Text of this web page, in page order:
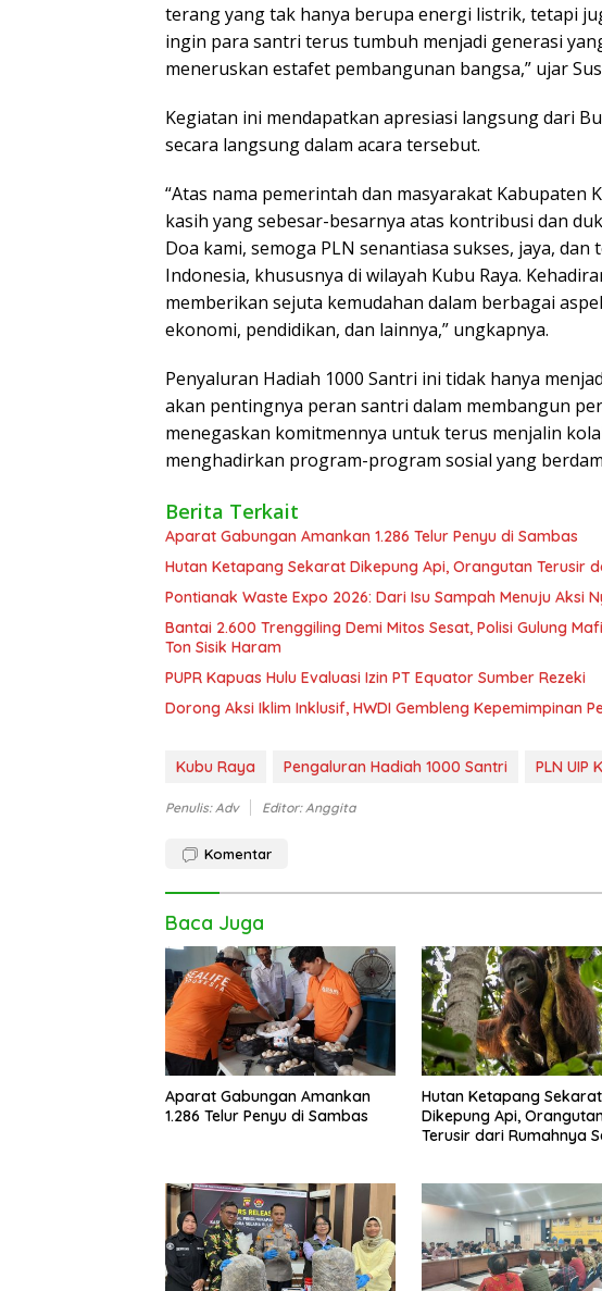
terang yang tak hanya berupa energi listrik, tetapi
ingin para santri terus tumbuh menjadi generasi
meneruskan estafet pembangunan bangsa,” ujar
Kegiatan ini mendapatkan apresiasi langsung dari
secara langsung dalam acara tersebut.
“Atas nama pemerintah dan masyarakat Kabupaten
kasih yang sebesar-besarnya atas kontribusi dan
Doa kami, semoga PLN senantiasa sukses, jaya,
Indonesia, khususnya di wilayah Kubu Raya.
memberikan sejuta kemudahan dalam berbagai
ekonomi, pendidikan, dan lainnya,” ungkapnya.
Penyaluran Hadiah 1000 Santri ini tidak hanya
akan pentingnya peran santri dalam membangun
menegaskan komitmennya untuk terus menjalin
menghadirkan program-program sosial yang
Berita Terkait
Aparat Gabungan Amankan 1.286 Telur Penyu di Sambas
Hutan Ketapang Sekarat Dikepung Api, Orangutan Terusir
Pontianak Waste Expo 2026: Dari Isu Sampah Menuju Aksi
Bantai 2.600 Trenggiling Demi Mitos Sesat, Polisi Gulung
Ton Sisik Haram
PUPR Kapuas Hulu Evaluasi Izin PT Equator Sumber Rezeki
Dorong Aksi Iklim Inklusif, HWDI Gembleng Kepemimpinan
Kubu Raya Pengaluran Hadiah 1000 Santri PLN UIP
Penulis: Adv Editor: Anggita
Komentar
Baca Juga
Aparat Gabungan Amankan
1.286 Telur Penyu di Sambas
Hutan Ketapang Sekarat
Dikepung Api,
Terusir dari Rumahnya